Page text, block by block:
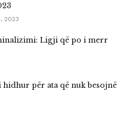
2023
Ligji që po i merr
për ata që nuk besojnë